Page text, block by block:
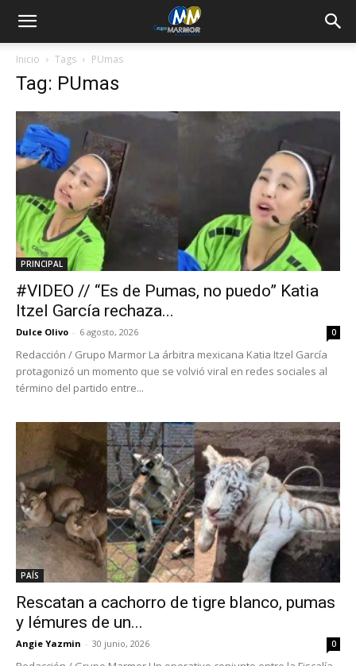
Inicio Tags PUmas
Tag: PUmas
PRINCIPAL
#VIDEO // “Es de Pumas, no puedo” Katia
Itzel García rechaza...
Dulce Olivo - 6 agosto, 2026 0
Redacción / Grupo Marmor La árbitra mexicana Katia Itzel García
protagonizó un momento que se volvió viral en redes sociales al
término del partido entre...
PAÍS
Rescatan a cachorro de tigre blanco, pumas
y lémures de un...
Angie Yazmin - 30 junio, 2026 0